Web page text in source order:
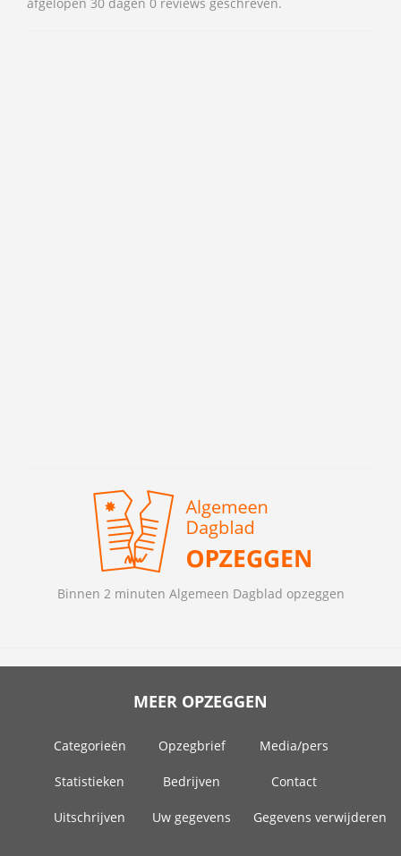
Binnen 2 minuten Algemeen Dagblad opzeggen
MEER OPZEGGEN
Categorieën Opzegbrief Media/pers
Statistieken Bedrijven Contact
Uitschrijven Uw gegevens Gegevens verwijderen